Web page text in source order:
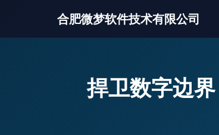
合肥微梦软件技术有限公司
捍卫数字边